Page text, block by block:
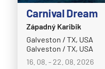
Carnival Dream
Západný Karibik
Galveston / TX, USA
Galveston / TX, USA
16. 08. - 22. 08. 2026